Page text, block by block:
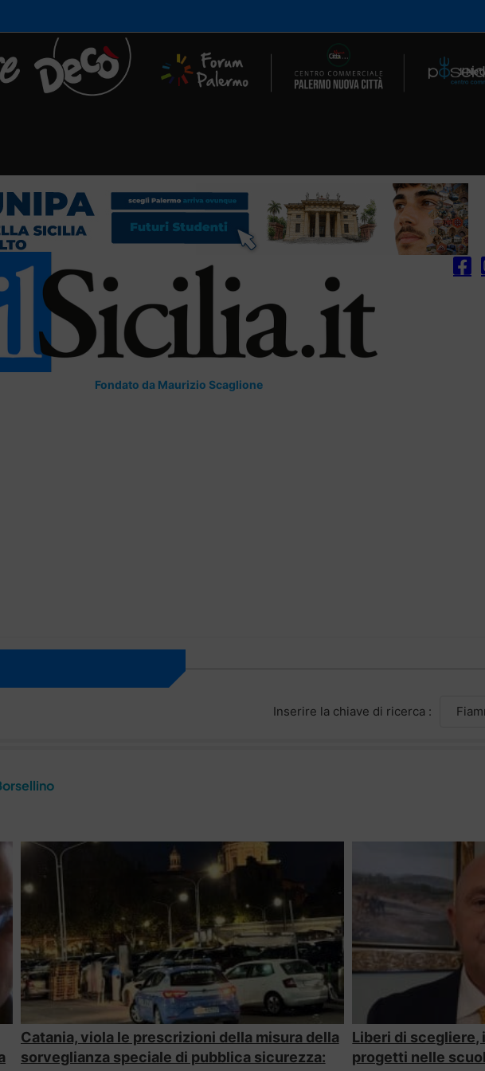
Il
Fondato da Maurizio Scaglione
Inserire la chiave di ricerca : Cerca ...
Catania, viola le prescrizioni della misura della
sorveglianza speciale di pubblica sicurezza:
Liberi di scegliere,
progetti nelle